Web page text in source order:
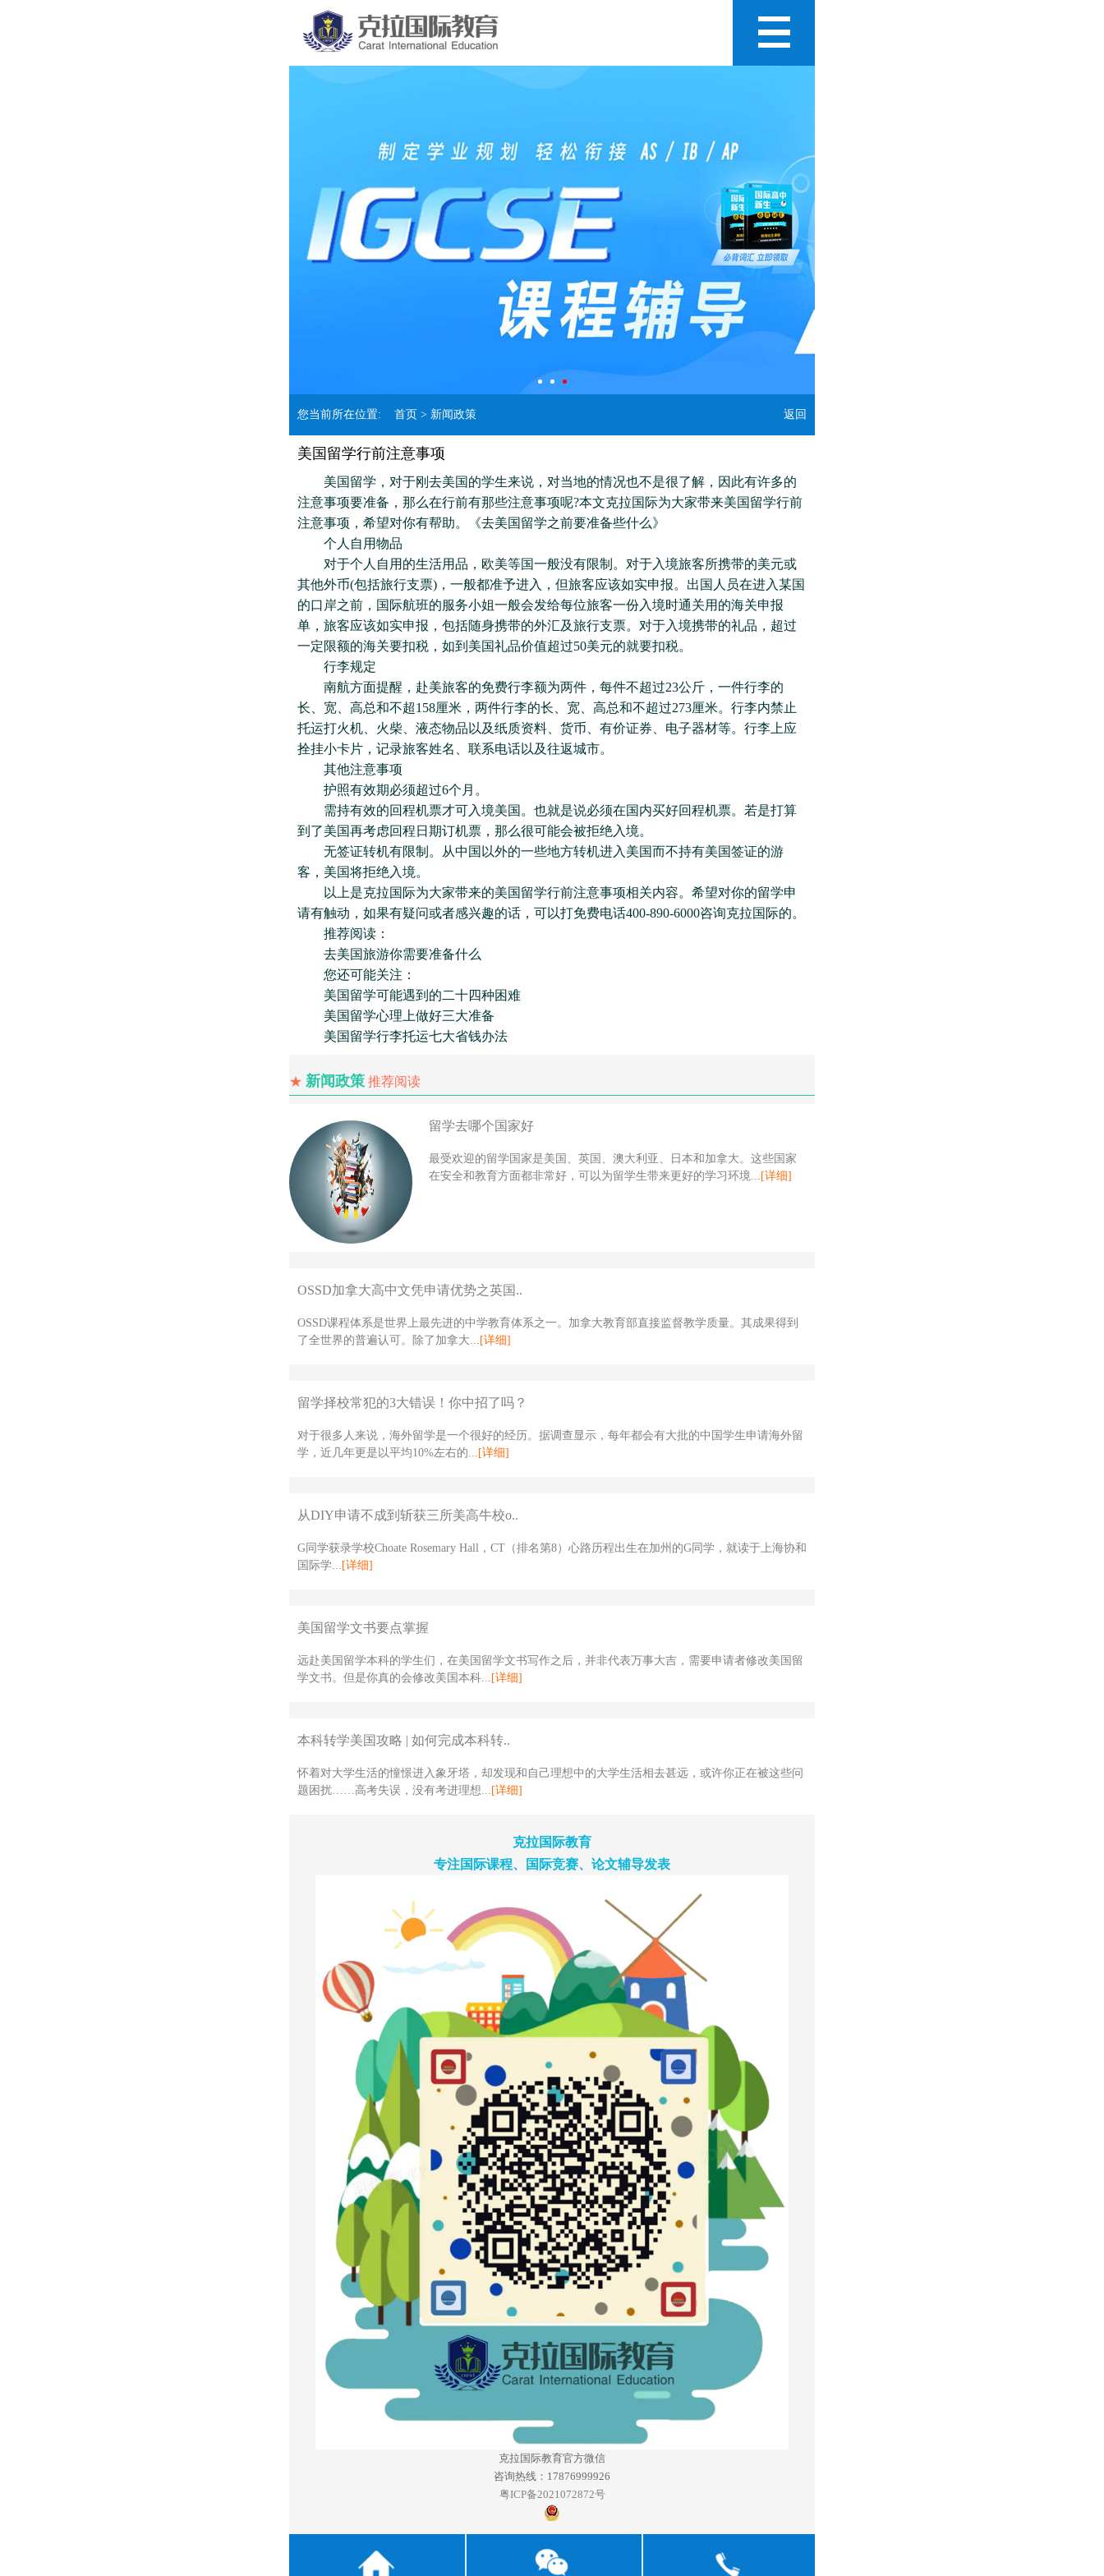
您当前所在位置: 首页 > 新闻政策 返回
美国留学行前注意事项
美国留学，对于刚去美国的学生来说，对当地的情况也不是很了解，因此有许多的
注意事项要准备，那么在行前有那些注意事项呢?本文克拉国际为大家带来美国留学行前
注意事项，希望对你有帮助。《去美国留学之前要准备些什么》
个人自用物品
对于个人自用的生活用品，欧美等国一般没有限制。对于入境旅客所携带的美元或
其他外币(包括旅行支票)，一般都准予进入，但旅客应该如实申报。出国人员在进入某国
的口岸之前，国际航班的服务小姐一般会发给每位旅客一份入境时通关用的海关申报
单，旅客应该如实申报，包括随身携带的外汇及旅行支票。对于入境携带的礼品，超过
一定限额的海关要扣税，如到美国礼品价值超过50美元的就要扣税。
行李规定
南航方面提醒，赴美旅客的免费行李额为两件，每件不超过23公斤，一件行李的
长、宽、高总和不超158厘米，两件行李的长、宽、高总和不超过273厘米。行李内禁止
托运打火机、火柴、液态物品以及纸质资料、货币、有价证券、电子器材等。行李上应
拴挂小卡片，记录旅客姓名、联系电话以及往返城市。
其他注意事项
护照有效期必须超过6个月。
需持有效的回程机票才可入境美国。也就是说必须在国内买好回程机票。若是打算
到了美国再考虑回程日期订机票，那么很可能会被拒绝入境。
无签证转机有限制。从中国以外的一些地方转机进入美国而不持有美国签证的游
客，美国将拒绝入境。
以上是克拉国际为大家带来的美国留学行前注意事项相关内容。希望对你的留学申
请有触动，如果有疑问或者感兴趣的话，可以打免费电话400-890-6000咨询克拉国际的。
推荐阅读：
去美国旅游你需要准备什么
您还可能关注：
美国留学可能遇到的二十四种困难
美国留学心理上做好三大准备
美国留学行李托运七大省钱办法
★ 新闻政策 推荐阅读
留学去哪个国家好
最受欢迎的留学国家是美国、英国、澳大利亚、日本和加拿大。这些国家
在安全和教育方面都非常好，可以为留学生带来更好的学习环境... [详细]
OSSD加拿大高中文凭申请优势之英国..
OSSD课程体系是世界上最先进的中学教育体系之一。加拿大教育部直接监督教学质量。其成果得到
了全世界的普遍认可。除了加拿大... [详细]
留学择校常犯的3大错误！你中招了吗？
对于很多人来说，海外留学是一个很好的经历。据调查显示，每年都会有大批的中国学生申请海外留
学，近几年更是以平均10%左右的... [详细]
从DIY申请不成到斩获三所美高牛校o..
G同学获录学校Choate Rosemary Hall，CT（排名第8）心路历程出生在加州的G同学，就读于上海协和
国际学... [详细]
美国留学文书要点掌握
远赴美国留学本科的学生们，在美国留学文书写作之后，并非代表万事大吉，需要申请者修改美国留
学文书。但是你真的会修改美国本科... [详细]
本科转学美国攻略 | 如何完成本科转..
怀着对大学生活的憧憬进入象牙塔，却发现和自己理想中的大学生活相去甚远，或许你正在被这些问
题困扰……高考失误，没有考进理想... [详细]
克拉国际教育
专注国际课程、国际竞赛、论文辅导发表
克拉国际教育官方微信
咨询热线：17876999926
粤ICP备2021072872号